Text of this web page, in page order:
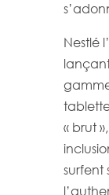
Nestlé
« brut
surfent